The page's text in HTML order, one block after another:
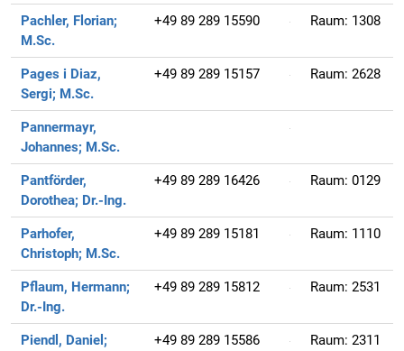
Pachler, Florian;
M.Sc.
+49 89 289 15590 Raum: 1308
Pages i Diaz,
Sergi; M.Sc.
+49 89 289 15157 Raum: 2628
Pannermayr,
Johannes; M.Sc.
Pantförder,
Dorothea; Dr.-Ing.
+49 89 289 16426 Raum: 0129
Parhofer,
Christoph; M.Sc.
+49 89 289 15181 Raum: 1110
Pflaum, Hermann;
Dr.-Ing.
+49 89 289 15812 Raum: 2531
Piendl, Daniel;
+49 89 289 15586 Raum: 2311